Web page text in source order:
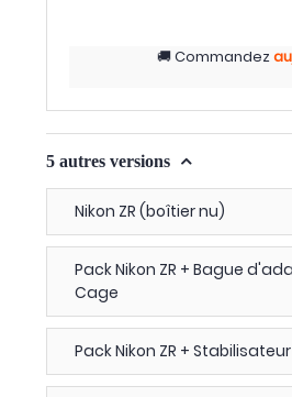
Commandez
5 autres versions
Nikon ZR (boîtier nu)
Pack Nikon ZR + Bague
Cage
Pack Nikon ZR + Stabilisateur